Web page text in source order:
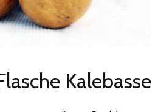
Kalebasse